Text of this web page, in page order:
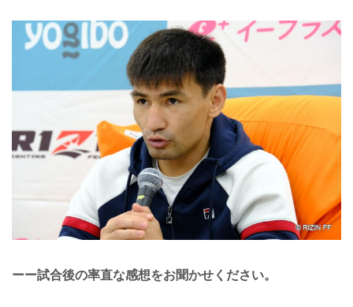
ーー試合後の率直な感想をお聞かせください。